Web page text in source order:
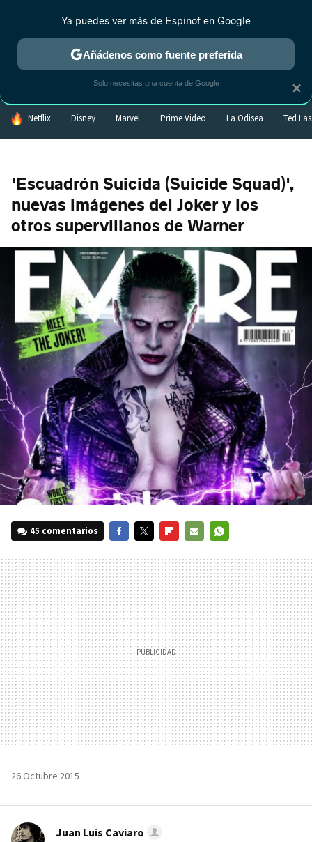
MENÚ NUEVO
ESTRENOS REALITY ANIME RANKINGS CINE
HOY SE HABLA DE
Netflix Disney Marvel Prime Video La Odisea Ted
'Escuadrón Suicida (Suicide Squad)',
nuevas imágenes del Joker y los
otros supervillanos de Warner
45 comentarios
MAIL
26 Octubre 2015
Juan Luis Caviaro
×
Ya puedes ver más de Espinof en Google
Añádenos como fuente preferida
Solo necesitas una cuenta de Google